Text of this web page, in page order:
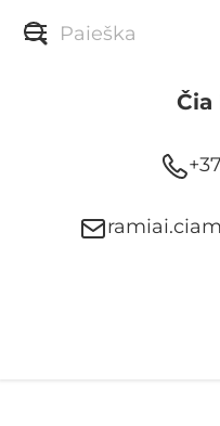
Čia